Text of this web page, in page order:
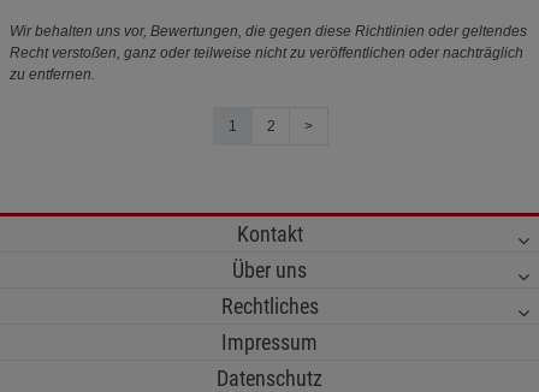
Wir behalten uns vor, Bewertungen, die gegen diese Richtlinien oder geltendes
Recht verstoßen, ganz oder teilweise nicht zu veröffentlichen oder nachträglich
zu entfernen.
1 2 >
Kontakt
Über uns
Rechtliches
Impressum
Datenschutz